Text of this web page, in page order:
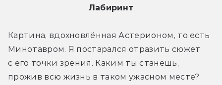
Лабиринт
Картина, вдохновлённая Астерионом, то есть
Минотавром. Я постарался отразить сюжет
с его точки зрения. Каким ты станешь,
прожив всю жизнь в таком ужасном месте?